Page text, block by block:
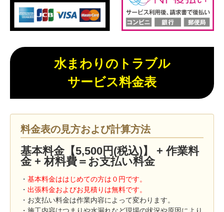
水まわりのトラブル
サービス料金表
料金表の見方および計算方法
基本料金【5,500円(税込)】 + 作業料
金 + 材料費＝お支払い料金
・ 基本料金ははじめての方は０円です。
・ 出張料金およびお見積りは無料です。
・お支払い料金は作業内容によって変わります。
・施工内容はつまりや水漏れなど現場の状況や原因により